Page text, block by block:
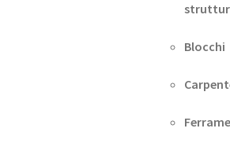
Blocchi